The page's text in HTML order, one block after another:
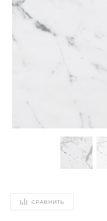
СРАВНИТЬ